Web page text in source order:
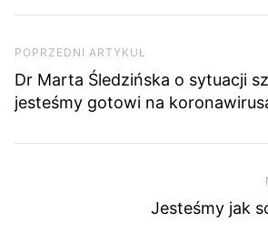
Poprzedni artykuł
POPRZEDNI ARTYKUŁ
Dr Marta Śledzińska o sytuacji
jesteśmy gotowi na
Jesteśmy jak